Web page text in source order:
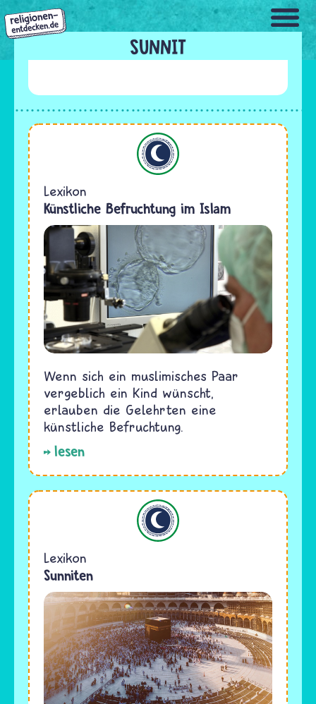
Direkt
zum
Inhalt
SUNNIT
Lexikon
Künstliche Befruchtung im Islam
Wenn sich ein muslimisches Paar
vergeblich ein Kind wünscht,
erlauben die Gelehrten eine
künstliche Befruchtung.
lesen
Lexikon
Sunniten